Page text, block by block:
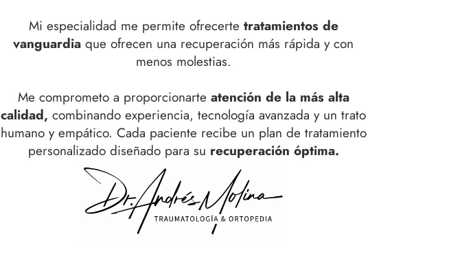
Mi especialidad me permite ofrecerte tratamientos de
vanguardia que ofrecen una recuperación más rápida y con
menos molestias.
Me comprometo a proporcionarte atención de la más alta
calidad, combinando experiencia, tecnología avanzada y un trato
humano y empático. Cada paciente recibe un plan de tratamiento
personalizado diseñado para su recuperación óptima.